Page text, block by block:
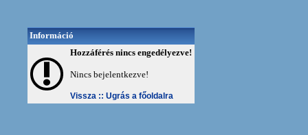
Információ
Hozzáférés nincs engedélyezve!
Nincs bejelentkezve!
Vissza :: Ugrás a főoldalra